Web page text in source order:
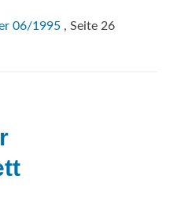
06/1995 , Seite 26